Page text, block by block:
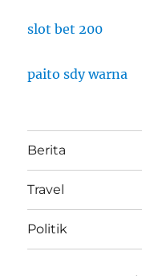
slot bet 200
paito sdy warna
Berita
Travel
Politik